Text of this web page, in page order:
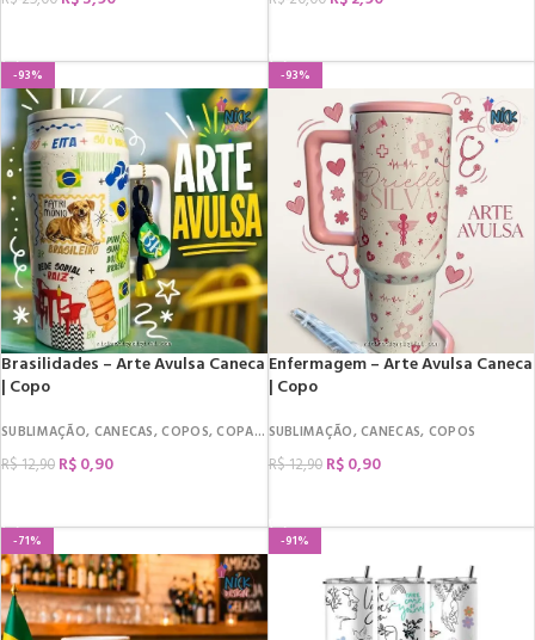
-93%
Brasilidades – Arte Avulsa Caneca
| Copo
SUBLIMAÇÃO, CANECAS,COPOS,COPA DO MUNDO
R$12,90 R$0,90
-93%
Enfermagem – Arte Avulsa Caneca
| Copo
SUBLIMAÇÃO,CANECAS, COPOS
R$12,90 R$0,90
-71% -91%